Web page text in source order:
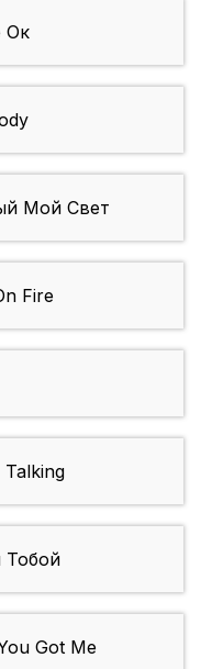
Ок
Мой Свет
Fire
Got Me